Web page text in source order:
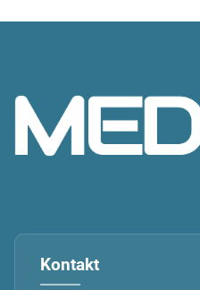
Kontakt